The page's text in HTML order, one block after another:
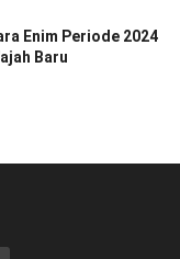
Enim Periode 2024
Baru